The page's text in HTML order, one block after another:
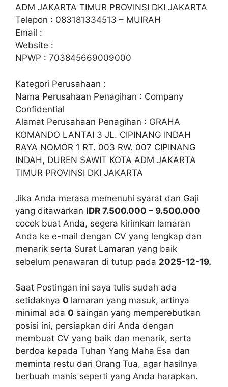
ADM JAKARTA TIMUR PROVINSI DKI JAKARTA
Telepon : 083181334513 – MUIRAH
Email :
Website :
NPWP : 703845669009000
Kategori Perusahaan :
Nama Perusahaan Penagihan : Company
Confidential
Alamat Perusahaan Penagihan : GRAHA
KOMANDO LANTAI 3 JL. CIPINANG INDAH
RAYA NOMOR 1 RT. 003 RW. 007 CIPINANG
INDAH, DUREN SAWIT KOTA ADM JAKARTA
TIMUR PROVINSI DKI JAKARTA
Jika Anda merasa memenuhi syarat dan Gaji
yang ditawarkan IDR 7.500.000 – 9.500.000
cocok buat Anda, segera kirimkan lamaran
Anda ke e-mail dengan CV yang lengkap dan
menarik serta Surat Lamaran yang baik
sebelum penawaran di tutup pada 2025-12-19.
Saat Postingan ini saya tulis sudah ada
setidaknya 0 lamaran yang masuk, artinya
minimal ada 0 saingan yang memperebutkan
posisi ini, persiapkan diri Anda dengan
membuat CV yang baik dan menarik, serta
berdoa kepada Tuhan Yang Maha Esa dan
meminta restu dari Orang Tua, agar hasilnya
berbuah manis seperti yang Anda harapkan.